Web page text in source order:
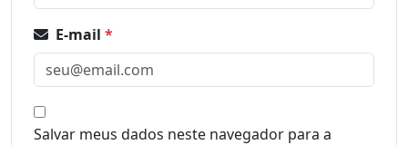
E-mail *
Salvar meus dados neste navegador para a